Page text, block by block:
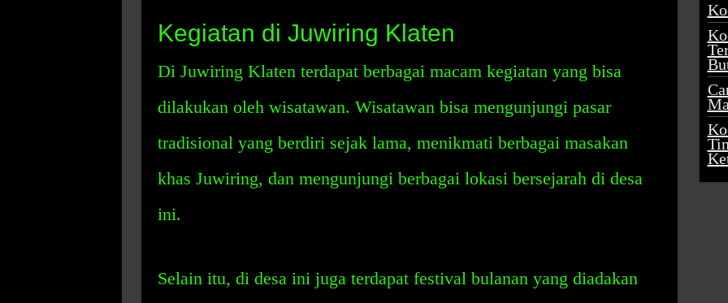
Kegiatan di Juwiring Klaten
Di Juwiring Klaten terdapat berbagai macam kegiatan yang bisa
dilakukan oleh wisatawan. Wisatawan bisa mengunjungi pasar
tradisional yang berdiri sejak lama, menikmati berbagai masakan
khas Juwiring, dan mengunjungi berbagai lokasi bersejarah di desa
ini.
Selain itu, di desa ini juga terdapat festival bulanan yang diadakan